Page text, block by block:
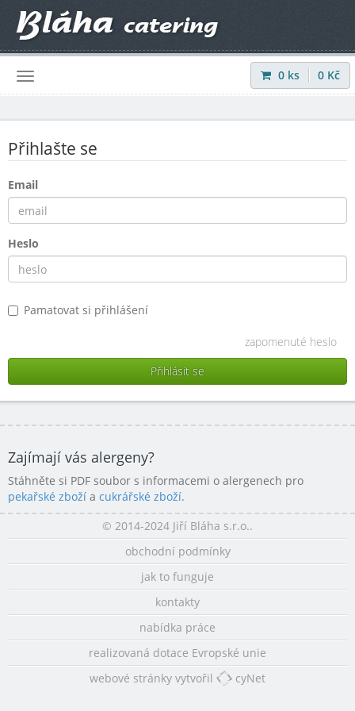
Přihlásit |Registrovat
0 ks 0 Kč
Přihlašte se
Email
Heslo
Pamatovat si přihlášení
zapomenuté heslo
Zajímají vás alergeny?
Stáhněte si PDF soubor s informacemi o alergenech pro
pekařské zboží a cukrářské zboží.
© 2014-2024 Jiří Bláha s.r.o..
obchodní podmínky
jak to funguje
kontakty
nabídka práce
realizovaná dotace Evropské unie
webové stránky vytvořil
cyNet